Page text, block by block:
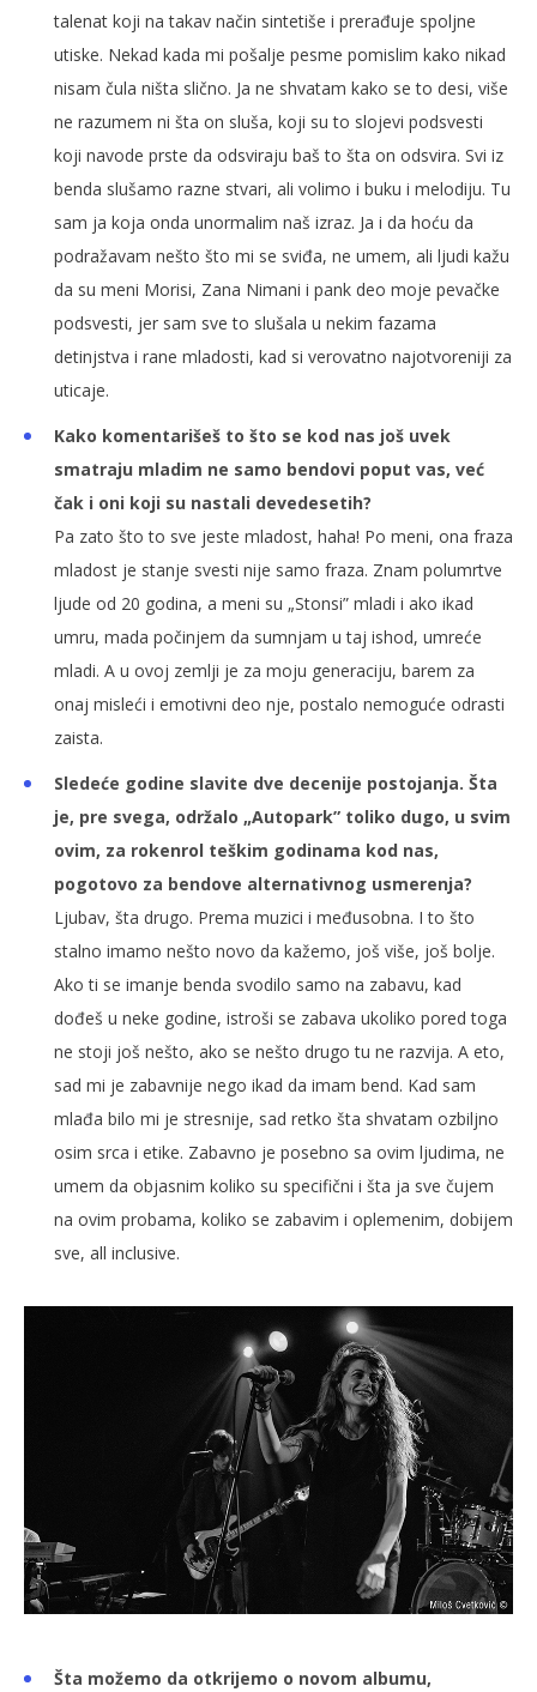
talenat koji na takav način sintetiše i prerađuje spoljne
utiske. Nekad kada mi pošalje pesme pomislim kako nikad
nisam čula ništa slično. Ja ne shvatam kako se to desi, više
ne razumem ni šta on sluša, koji su to slojevi podsvesti
koji navode prste da odsviraju baš to šta on odsvira. Svi iz
benda slušamo razne stvari, ali volimo i buku i melodiju. Tu
sam ja koja onda unormalim naš izraz. Ja i da hoću da
podražavam nešto što mi se sviđa, ne umem, ali ljudi kažu
da su meni Morisi, Zana Nimani i pank deo moje pevačke
podsvesti, jer sam sve to slušala u nekim fazama
detinjstva i rane mladosti, kad si verovatno najotvoreniji za
uticaje.
Kako komentarišeš to što se kod nas još uvek
smatraju mladim ne samo bendovi poput vas, već
čak i oni koji su nastali devedesetih?
Pa zato što to sve jeste mladost, haha! Po meni, ona fraza
mladost je stanje svesti nije samo fraza. Znam polumrtve
ljude od 20 godina, a meni su „Stonsi” mladi i ako ikad
umru, mada počinjem da sumnjam u taj ishod, umreće
mladi. A u ovoj zemlji je za moju generaciju, barem za
onaj misleći i emotivni deo nje, postalo nemoguće odrasti
zaista.
Sledeće godine slavite dve decenije postojanja. Šta
je, pre svega, održalo „Autopark” toliko dugo, u svim
ovim, za rokenrol teškim godinama kod nas,
pogotovo za bendove alternativnog usmerenja?
Ljubav, šta drugo. Prema muzici i međusobna. I to što
stalno imamo nešto novo da kažemo, još više, još bolje.
Ako ti se imanje benda svodilo samo na zabavu, kad
dođeš u neke godine, istroši se zabava ukoliko pored toga
ne stoji još nešto, ako se nešto drugo tu ne razvija. A eto,
sad mi je zabavnije nego ikad da imam bend. Kad sam
mlađa bilo mi je stresnije, sad retko šta shvatam ozbiljno
osim srca i etike. Zabavno je posebno sa ovim ljudima, ne
umem da objasnim koliko su specifični i šta ja sve čujem
na ovim probama, koliko se zabavim i oplemenim, dobijem
sve, all inclusive.
Šta možemo da otkrijemo o novom albumu,